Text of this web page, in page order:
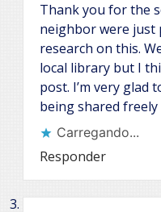
Thank you for the
neighbor were just
research on this.
local library but I
post. I’m very glad
being shared
Carregando...
Responder